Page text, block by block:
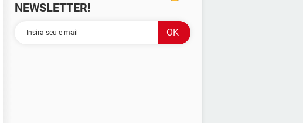
NEWSLETTER!